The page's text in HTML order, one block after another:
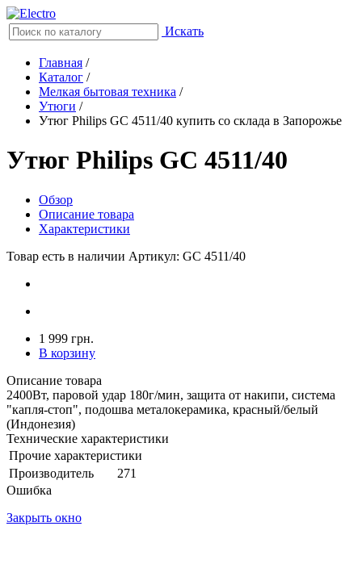
Искать
Главная /
Каталог /
Мелкая бытовая техника /
Утюги /
Утюг Philips GC 4511/40 купить со склада в Запорожье
Утюг Philips GC 4511/40
Обзор
Описание товара
Характеристики
Товар есть в наличии Артикул: GC 4511/40
1 999 грн.
В корзину
Описание товара
2400Вт, паровой удар 180г/мин, защита от накипи, система
"капля-стоп", подошва металокерамика, красный/белый
(Индонезия)
Технические характеристики
Прочие характеристики
Производитель
271
Ошибка
Закрыть окно